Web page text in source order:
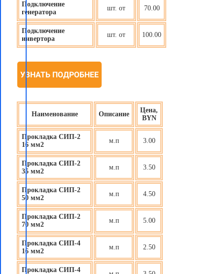
Подключение
генератора
шт. от 70.00
Подключение
инвертора
шт. от 100.00
УЗНАТЬ ПОДРОБНЕЕ
Наименование Описание
Цена,
BYN
Прокладка СИП-2
16 мм2
м.п 3.00
Прокладка СИП-2
35 мм2
м.п 3.50
Прокладка СИП-2
50 мм2
м.п 4.50
Прокладка СИП-2
70 мм2
м.п 5.00
Прокладка СИП-4
16 мм2
м.п 2.50
Прокладка СИП-4